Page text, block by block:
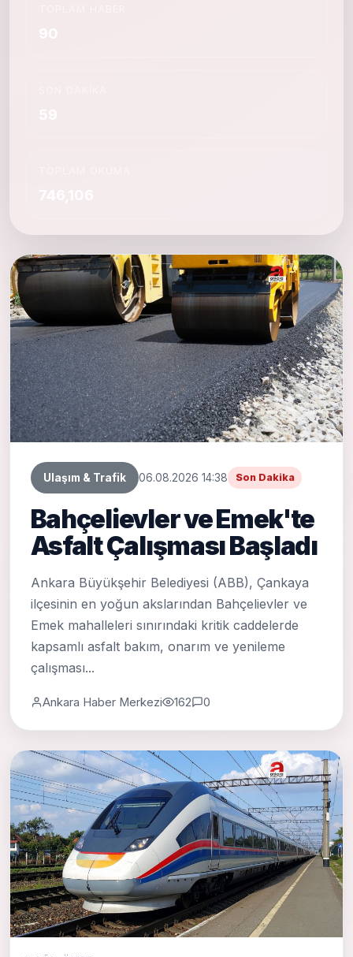
Ulaşım & Trafik 06.08.2026 14:38 Son Dakika
Bahçelievler ve Emek'te
Asfalt Çalışması Başladı
Ankara Büyükşehir Belediyesi (ABB), Çankaya
ilçesinin en yoğun akslarından Bahçelievler ve
Emek mahalleleri sınırındaki kritik caddelerde
kapsamlı asfalt bakım, onarım ve yenileme
çalışması...
Ankara Haber Merkezi 162 0